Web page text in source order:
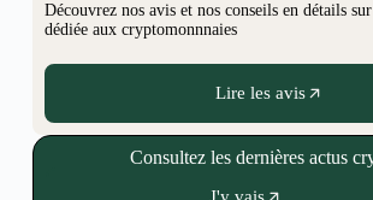
Découvrez nos avis et nos conseils en détails
dédiée aux cryptomonnnaies
Lire les avis
Consultez les dernières actus